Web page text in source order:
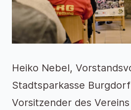
Heiko Nebel,
Stadtsparkasse
Vorsitzender des